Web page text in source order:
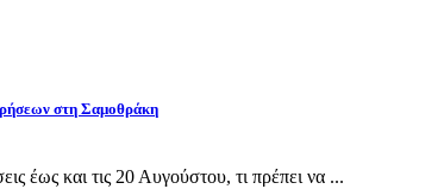
στη Σαμοθράκη
έως και τις 20 Αυγούστου, τι πρέπει να ...